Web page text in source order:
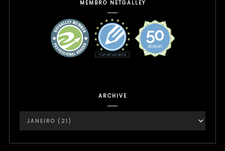
MEMBRO NETGALLEY
ARCHIVE